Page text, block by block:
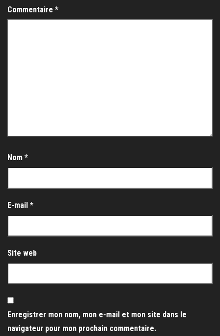
Commentaire *
Nom *
E-mail *
Site web
Enregistrer mon nom, mon e-mail et mon site dans le
navigateur pour mon prochain commentaire.